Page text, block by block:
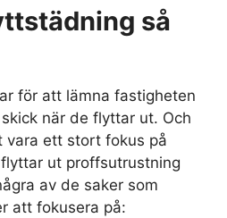
så
för att lämna fastigheten
när de flyttar ut. Och
vara ett stort fokus på
ut proffsutrustning
av de saker som
att fokusera på: